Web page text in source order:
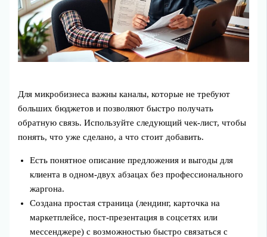
Для микробизнеса важны каналы, которые не требуют
больших бюджетов и позволяют быстро получать
обратную связь. Используйте следующий чек‑лист, чтобы
понять, что уже сделано, а что стоит добавить.
Есть понятное описание предложения и выгоды для
клиента в одном-двух абзацах без профессионального
жаргона.
Создана простая страница (лендинг, карточка на
маркетплейсе, пост‑презентация в соцсетях или
мессенджере) с возможностью быстро связаться с